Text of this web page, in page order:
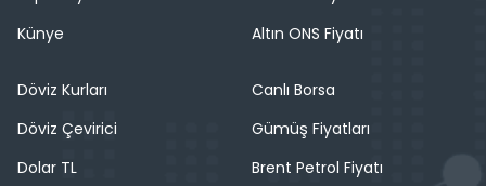
Künye
Altın ONS Fiyatı
Döviz Kurları
Döviz Çevirici
Dolar TL
Canlı Borsa
Gümüş Fiyatları
Brent Petrol Fiyatı